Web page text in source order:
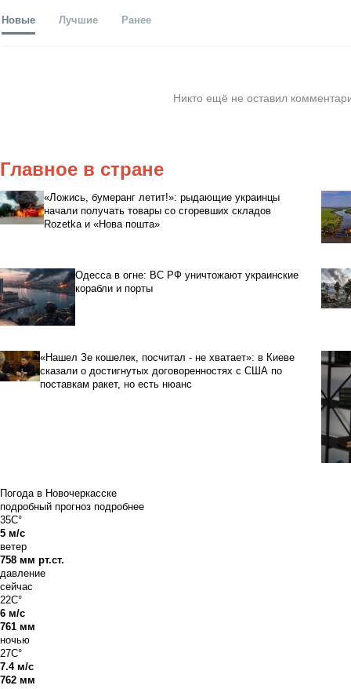
Новые Лучшие Ранее
Никто ещё не оставил
Главное в стране
«Ложись, бумеранг летит!»: рыдающие украинцы
начали получать товары со сгоревших складов
Rozetka и «Нова пошта»
Одесса в огне: ВС РФ уничтожают украинские
корабли и порты
«Нашел Зе кошелек, посчитал - не хватает»: в Киеве
сказали о достигнутых договоренностях с США по
поставкам ракет, но есть нюанс
Погода в Новочеркасске
подробный прогноз подробнее
35C°
5 м/с
ветер
758 мм рт.ст.
давление
сейчас
22C°
6 м/с
761 мм
ночью
27C°
7.4 м/с
762 мм